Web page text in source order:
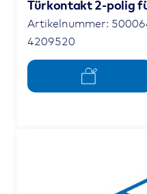
Türkontakt 2-polig
Artikelnummer:
4209520